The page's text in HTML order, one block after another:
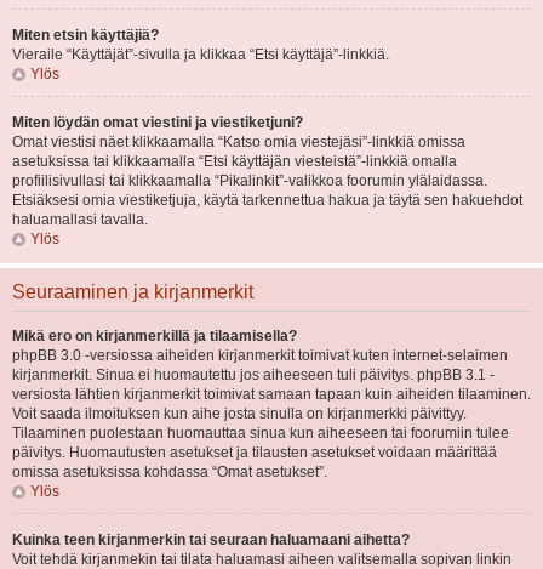
Miten etsin käyttäjiä?
Vieraile “Käyttäjät”-sivulla ja klikkaa “Etsi käyttäjä”-linkkiä.
Ylös
Miten löydän omat viestini ja viestiketjuni?
Omat viestisi näet klikkaamalla “Katso omia viestejäsi”-linkkiä omissa
asetuksissa tai klikkaamalla “Etsi käyttäjän viesteistä”-linkkiä omalla
profiilisivullasi tai klikkaamalla “Pikalinkit”-valikkoa foorumin ylälaidassa.
Etsiäksesi omia viestiketjuja, käytä tarkennettua hakua ja täytä sen hakuehdot
haluamallasi tavalla.
Ylös
Seuraaminen ja kirjanmerkit
Mikä ero on kirjanmerkillä ja tilaamisella?
phpBB 3.0 -versiossa aiheiden kirjanmerkit toimivat kuten internet-selaimen
kirjanmerkit. Sinua ei huomautettu jos aiheeseen tuli päivitys. phpBB 3.1 -
versiosta lähtien kirjanmerkit toimivat samaan tapaan kuin aiheiden tilaaminen.
Voit saada ilmoituksen kun aihe josta sinulla on kirjanmerkki päivittyy.
Tilaaminen puolestaan huomauttaa sinua kun aiheeseen tai foorumiin tulee
päivitys. Huomautusten asetukset ja tilausten asetukset voidaan määrittää
omissa asetuksissa kohdassa “Omat asetukset”.
Ylös
Kuinka teen kirjanmerkin tai seuraan haluamaani aihetta?
Voit tehdä kirjanmekin tai tilata haluamasi aiheen valitsemalla sopivan linkin